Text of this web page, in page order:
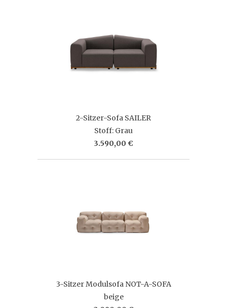
2-Sitzer-Sofa SAILER
Stoff: Grau
3.590,00 €
3-Sitzer Modulsofa NOT-A-SOFA
beige